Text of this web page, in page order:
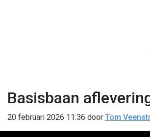
Basisbaan
20 februari 2026 11:36 door Tom